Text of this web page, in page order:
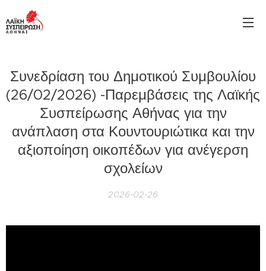
Συνεδρίαση του Δημοτικού Συμβουλίου
(26/02/2026) -Παρεμβάσεις της Λαϊκής
Συσπείρωσης Αθήνας για την
ανάπλαση στα Κουντουριώτικα και την
αξιοποίηση οικοπέδων για ανέγερση
σχολείων
2026-02-26